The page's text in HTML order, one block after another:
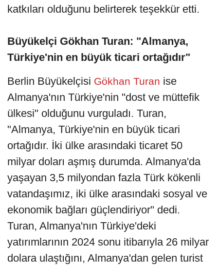
katkıları olduğunu belirterek teşekkür etti.
Büyükelçi Gökhan Turan: "Almanya,
Türkiye'nin en büyük ticari ortağıdır"
Berlin Büyükelçisi Gökhan Turan ise
Almanya'nın Türkiye'nin "dost ve müttefik
ülkesi" olduğunu vurguladı. Turan,
"Almanya, Türkiye'nin en büyük ticari
ortağıdır. İki ülke arasındaki ticaret 50
milyar doları aşmış durumda. Almanya'da
yaşayan 3,5 milyondan fazla Türk kökenli
vatandaşımız, iki ülke arasındaki sosyal ve
ekonomik bağları güçlendiriyor" dedi.
Turan, Almanya'nın Türkiye'deki
yatırımlarının 2024 sonu itibarıyla 26 milyar
dolara ulaştığını, Almanya'dan gelen turist